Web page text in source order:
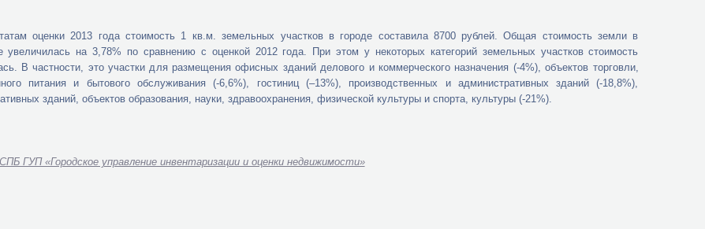
оценки 2013 года стоимость 1 кв.м. земельных участков в городе составила 8700 рублей. Общая стоимость земли в
увеличилась на 3,78% по сравнению с оценкой 2012 года. При этом у некоторых категорий земельных участков стоимость
В частности, это участки для размещения офисных зданий делового и коммерческого назначения (-4%), объектов торговли,
питания и бытового обслуживания (-6,6%), гостиниц (–13%), производственных и административных зданий (-18,8%),
зданий, объектов образования, науки, здравоохранения, физической культуры и спорта, культуры (-21%).
СПБ ГУП «Городское управление инвентаризации и оценки недвижимости»